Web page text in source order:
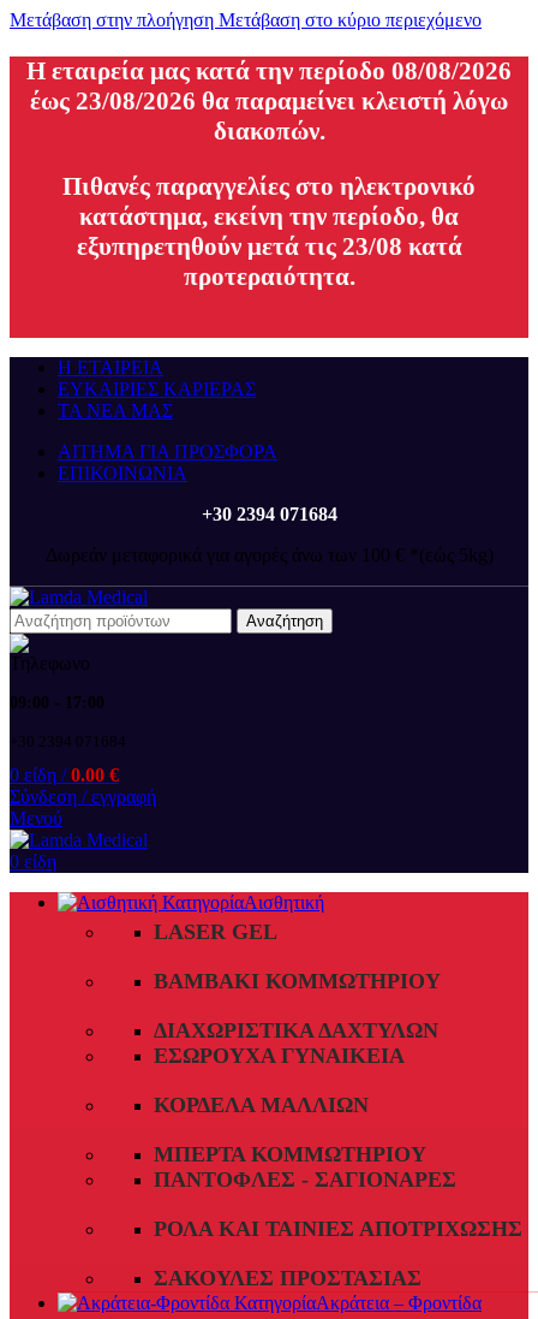
Μετάβαση στην πλοήγηση Μετάβαση στο κύριο περιεχόμενο
H εταιρεία μας κατά την περίοδο 08/08/2026
έως 23/08/2026 θα παραμείνει κλειστή λόγω
διακοπών.
Πιθανές παραγγελίες στο ηλεκτρονικό
κατάστημα, εκείνη την περίοδο, θα
εξυπηρετηθούν μετά τις 23/08 κατά
προτεραιότητα.
Η ΕΤΑΙΡΕΙΑ
ΕΥΚΑΙΡΙΕΣ ΚΑΡΙΕΡΑΣ
ΤΑ ΝΕΑ ΜΑΣ
ΑΙΤΗΜΑ ΓΙΑ ΠΡΟΣΦΟΡΑ
ΕΠΙΚΟΙΝΩΝΙΑ
+30 2394 071684
Δωρεάν μεταφορικά για αγορές άνω των 100 € *(εώς 5kg)
Αναζήτηση
09:00 - 17:00
+30 2394 071684
0 είδη / 0.00 €
Σύνδεση / εγγραφή
Μενού
0 είδη
Αισθητική
LASER GEL
ΒΑΜΒΆΚΙ ΚΟΜΜΩΤΗΡΊΟΥ
ΔΙΑΧΩΡΙΣΤΙΚΆ ΔΑΧΤΎΛΩΝ
ΕΣΏΡΟΥΧΑ ΓΥΝΑΙΚΕΊΑ
ΚΟΡΔΈΛΑ ΜΑΛΛΙΏΝ
ΜΠΈΡΤΑ ΚΟΜΜΩΤΗΡΊΟΥ
ΠΑΝΤΌΦΛΕΣ - ΣΑΓΙΟΝΆΡΕΣ
ΡΟΛΆ ΚΑΙ ΤΑΙΝΊΕΣ ΑΠΟΤΡΊΧΩΣΗΣ
ΣΑΚΟΎΛΕΣ ΠΡΟΣΤΑΣΊΑΣ
Ακράτεια – Φροντίδα